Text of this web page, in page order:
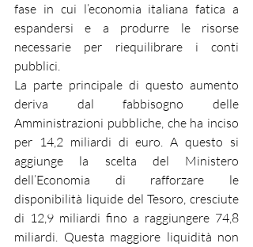
fase in cui l’economia italiana fatica a
espandersi e a produrre le risorse
necessarie per riequilibrare i conti
pubblici.
La parte principale di questo aumento
deriva dal fabbisogno delle
Amministrazioni pubbliche, che ha inciso
per 14,2 miliardi di euro. A questo si
aggiunge la scelta del Ministero
dell’Economia di rafforzare le
disponibilità liquide del Tesoro, cresciute
di 12,9 miliardi fino a raggiungere 74,8
miliardi. Questa maggiore liquidità non